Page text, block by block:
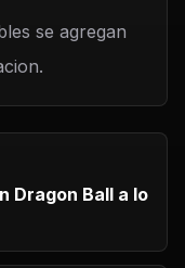
se agregan
Dragon Ball a lo